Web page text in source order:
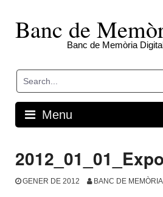
contentBanc de
Banc de Memòria
Menu
GENER DE 2012 BANC DE